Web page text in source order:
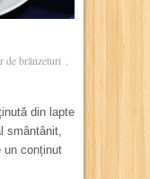
de brânzeturi
din lapte
smântânit,
un conținut